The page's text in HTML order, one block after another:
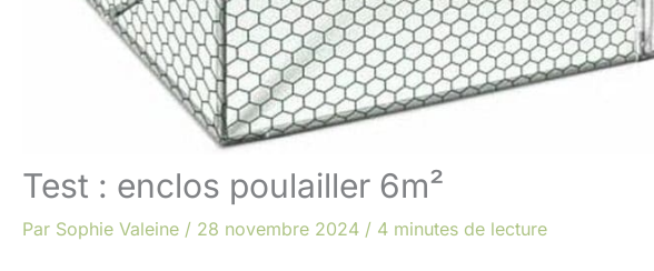
Test : enclos poulailler 6m²
Par Sophie Valeine / 28 novembre 2024 / 4 minutes de lecture